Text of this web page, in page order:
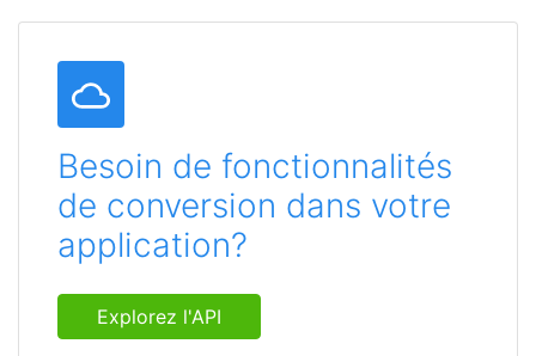
Besoin de fonctionnalités
de conversion dans votre
application?
Explorez l'API